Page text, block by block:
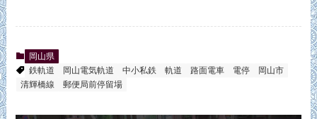
岡山県
鉄軌道
岡山電気軌道 中小私鉄 軌道 路面電車 電停
岡山市
清輝橋線
郵便局前停留場